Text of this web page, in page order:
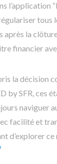
l’application
tous
la clôture
financier
la décision
by SFR, ces
naviguer
facilité et
d’explorer